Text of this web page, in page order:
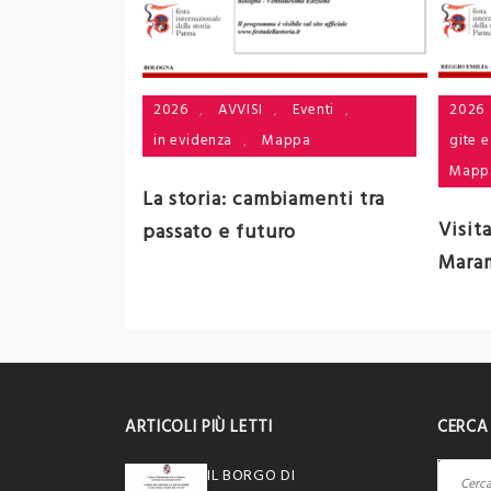
2026 , AVVISI , Eventi ,
in evidenza , Mappa
La storia: cambiamenti tra
passato e futuro
2026
gite
ARTICOLI PIÙ LETTI
IL BORGO DI
Ricerca